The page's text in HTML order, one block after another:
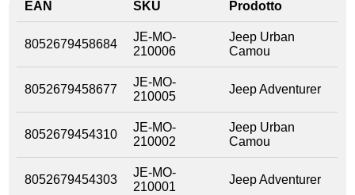
EAN SKU Prodotto
8052679458684
JE-MO-
210006
Jeep Urban
Camou
8052679458677
JE-MO-
210005
Jeep Adventurer
8052679454310
JE-MO-
210002
Jeep Urban
Camou
8052679454303
JE-MO-
210001
Jeep Adventurer